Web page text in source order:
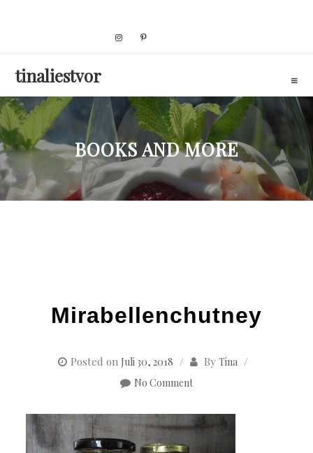
tinaliestvor
BOOKS AND MORE
Mirabellenchutney
Posted on Juli 30, 2018 By Tina
No Comment